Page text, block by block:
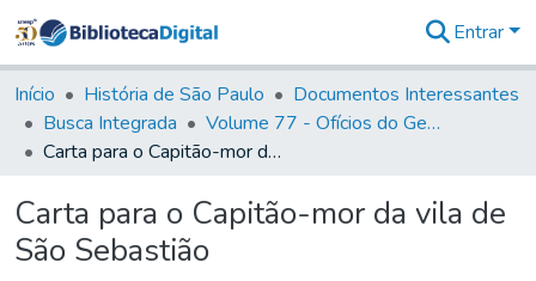
&
Coleções
Tudo na
Biblioteca
Estatísticas
Entrar
Início História de São Paulo
Documentos Interessantes
Busca Integrada
Volume 77 - Ofícios do General Martim Lopes Lobo de Saldanha (Governador da Capitania): 1776-1777
Carta para o Capitão-mor da vila de São Sebastião
Carta para o Capitão-mor da vila de
São Sebastião